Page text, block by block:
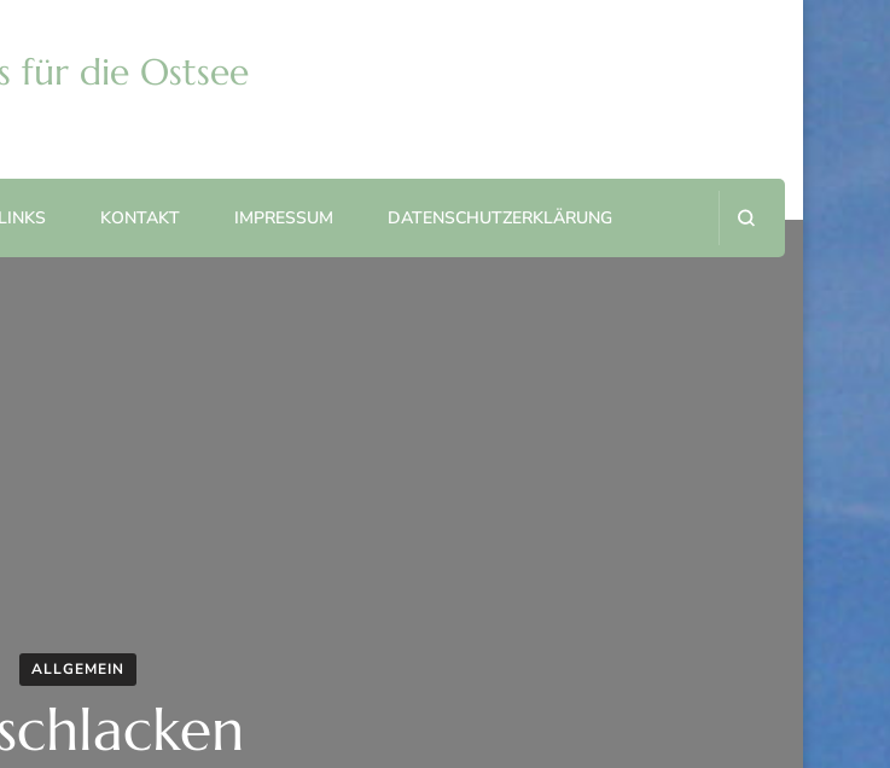
für die Ostsee
LINKS KONTAKT IMPRESSUM DATENSCHUTZERKLÄRUNG
ALLGEMEIN